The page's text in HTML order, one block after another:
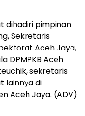
dihadiri pimpinan
Sekretaris
Aceh Jaya,
DPMPKB Aceh
sekretaris
lainnya di
Aceh Jaya. (ADV)